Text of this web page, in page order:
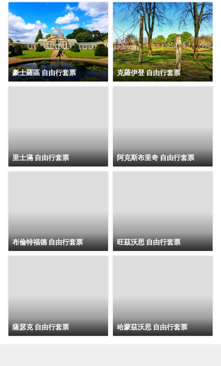
室，可用來舉辦活動。酒店提供收費自助停車。 有 175 間空
調客房提供智能電視；您定能在旅途中找到家的舒適。提供
免費無線網絡，方便您與朋友保持聯繫；衞星頻道可滿足您
的娛樂需求。配備淋浴/盆浴組合的私人浴室提供免費洗浴用
品和吹風機。便利設施包括電話，以及可存放筆記本電腦的
保險箱和書桌。
豪士羅區 自由行套票 克羅伊登 自由行套票
里士滿 自由行套票 阿克斯布里奇 自由行套票
布倫特福德 自由行套票 旺茲沃思 自由行套票
薩瑟克 自由行套票 哈蒙茲沃思 自由行套票